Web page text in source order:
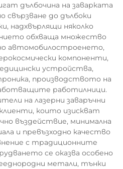
дълбочина на заварката
свързване до дълбоки
надхвърлящи няколко
обхваща множество
автомобилостроенето,
компоненти,
устройства,
производството на
работилници.
на лазерни заваръчни
които изискват
въздействие, минимална
и превъзходно качество
с традиционните
се оказва особено
метали, тънки